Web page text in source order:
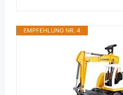
EMPFEHLUNG NR. 4